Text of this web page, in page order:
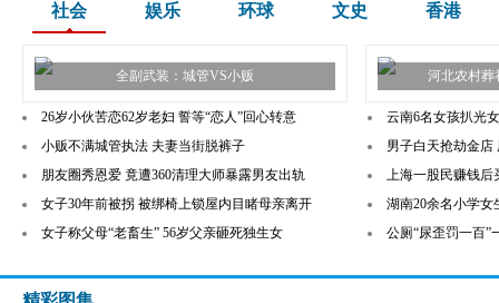
社会 娱乐 环球 文史 香港
全副武装：城管VS小贩 河北农村葬
26岁小伙苦恋62岁老妇 誓等“恋人”回心转意
小贩不满城管执法 夫妻当街脱裤子
朋友圈秀恩爱 竟遭360清理大师暴露男友出轨
女子30年前被拐 被绑椅上锁屋内目睹母亲离开
女子称父母“老畜生” 56岁父亲砸死独生女
云南6名女孩扒光
男子白天抢劫金店
上海一股民赚钱后
湖南20余名小学
公厕“尿歪罚一百”